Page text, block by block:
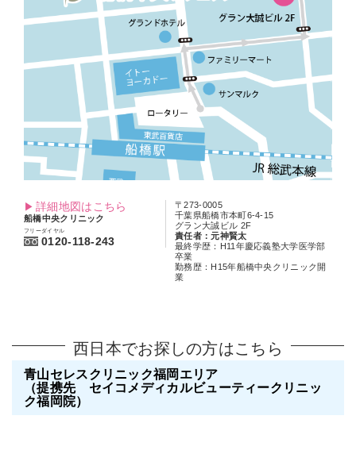
詳細地図はこちら
船橋中央クリニック
フリーダイヤル
0120-118-243
〒273-0005
千葉県船橋市本町6-4-15
グラン大誠ビル 2F
責任者：元神賢太
最終学歴：H11年慶応義塾大学医学部
卒業
勤務歴：H15年船橋中央クリニック開
業
西日本でお探しの方はこちら
青山セレスクリニック福岡エリア
（提携先 セイコメディカルビューティークリニッ
ク福岡院）